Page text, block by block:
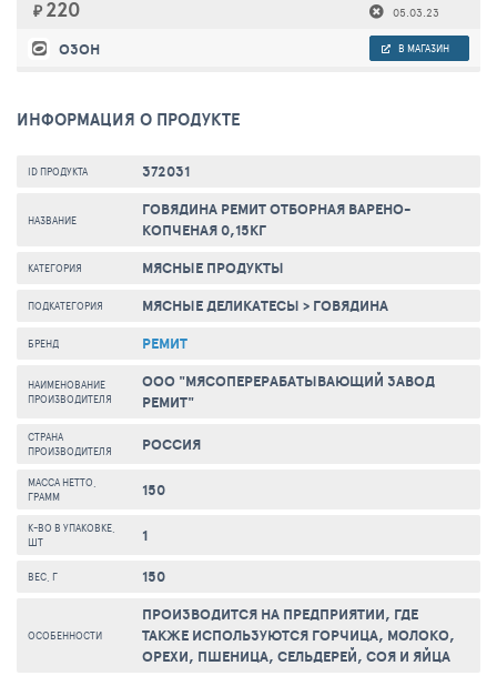
₽ 220 05.03.23
ОЗОН В МАГАЗИН
ИНФОРМАЦИЯ О ПРОДУКТЕ
ID ПРОДУКТА 372031
НАЗВАНИЕ
ГОВЯДИНА РЕМИТ ОТБОРНАЯ ВАРЕНО-
КОПЧЕНАЯ 0,15КГ
КАТЕГОРИЯ МЯСНЫЕ ПРОДУКТЫ
ПОДКАТЕГОРИЯ МЯСНЫЕ ДЕЛИКАТЕСЫ > ГОВЯДИНА
БРЕНД РЕМИТ
НАИМЕНОВАНИЕ
ПРОИЗВОДИТЕЛЯ
ООО "МЯСОПЕРЕРАБАТЫВАЮЩИЙ ЗАВОД
РЕМИТ"
СТРАНА
ПРОИЗВОДИТЕЛЯ
РОССИЯ
МАССА НЕТТО,
ГРАММ
150
К-ВО В УПАКОВКЕ,
ШТ
1
ВЕС, Г 150
ОСОБЕННОСТИ
ПРОИЗВОДИТСЯ НА ПРЕДПРИЯТИИ, ГДЕ
ТАКЖЕ ИСПОЛЬЗУЮТСЯ ГОРЧИЦА, МОЛОКО,
ОРЕХИ, ПШЕНИЦА, СЕЛЬДЕРЕЙ, СОЯ И ЯЙЦА